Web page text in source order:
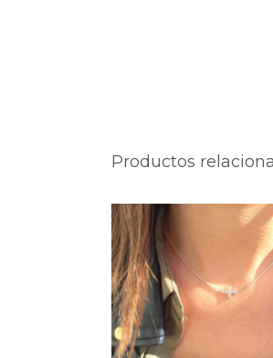
Productos